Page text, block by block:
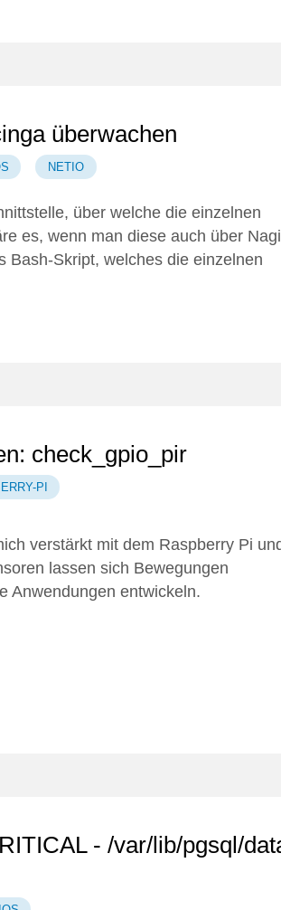
überwachen
NETIO
über welche die einzelnen
es, wenn man diese auch über
Bash-Skript, welches die einzelnen
check_gpio_pir
PI
verstärkt mit dem Raspberry Pi
lassen sich Bewegungen
Anwendungen entwickeln.
- /var/lib/pgsql/